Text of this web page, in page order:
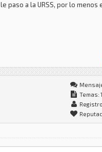
a la URSS, por lo menos
Temas: